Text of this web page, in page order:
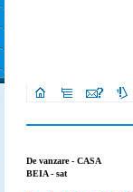
De vanzare - CASA
BEIA - sat